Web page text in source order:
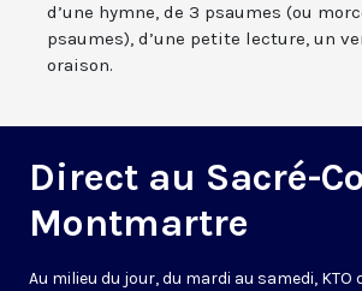
d’une hymne, de 3 psaumes (ou
psaumes), d’une petite lecture, un
oraison.
Direct au Sacré-
Montmartre
Au milieu du jour, du mardi au samedi, KTO